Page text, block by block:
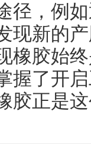
径，例
现新的
橡胶始
握了开
胶正是